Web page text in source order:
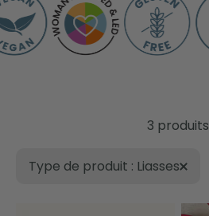
3 produits
Type de produit : Liasses